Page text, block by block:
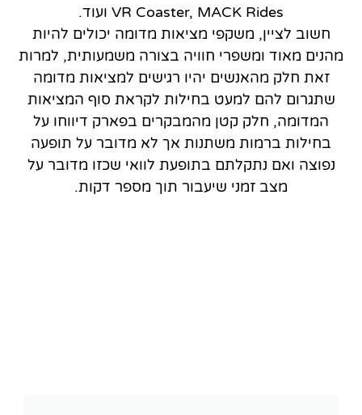
VR Coaster, MACK Rides ועוד.
חשוב לציין, משקפי מציאות מדומה יכולים להיות
מהנים מאוד ומשפרי חוויה בצורה משמעותית, למרות
זאת חלק מהאנשים יהיו רגישים למציאות מדומה
שתגרום להם למעט בחילות לקראת סוף המציאות
המדומה, חלק קטן מהמבקרים בפארק דיווחו על
בחילות ברמות משתנות אך לא מדובר על תופעה
נפוצה ואם נתקלתם בתופעת לוואי שכזו מדובר על
מצב זמני שיעבור תוך מספר דקות.